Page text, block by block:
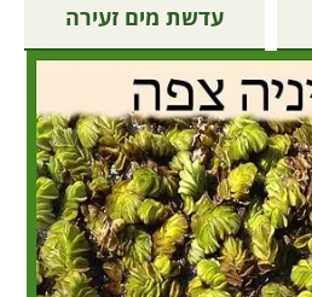
עדשת מים זעירה